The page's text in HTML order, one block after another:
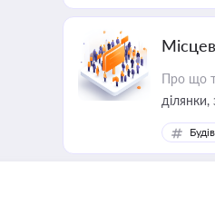
Про що